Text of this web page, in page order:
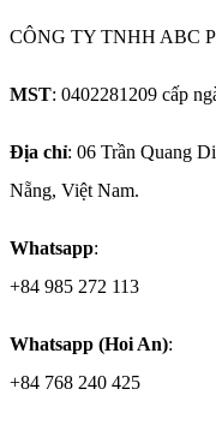
CÔNG TY TNHH ABC
MST: 0402281209 cấp
Địa chỉ: 06 Trần Quang
Nẵng, Việt Nam.
Whatsapp:
+84 985 272 113
Whatsapp (Hoi An):
+84 768 240 425